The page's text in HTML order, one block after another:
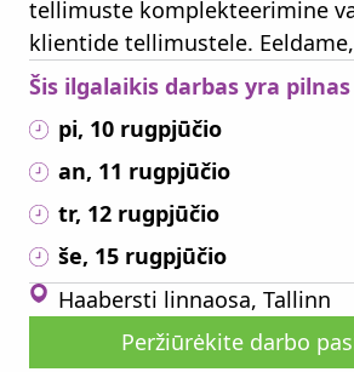
tellimuste komplekteerimine
klientide tellimustele.
Šis ilgalaikis darbas yra pilnas
pi, 10 rugpjūčio
an, 11 rugpjūčio
tr, 12 rugpjūčio
še, 15 rugpjūčio
Haabersti linnaosa, Tallinn
Peržiūrėkite darbo